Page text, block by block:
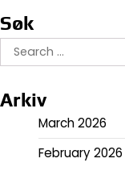
Søk
Search
for:
Arkiv
March 2026
February 2026